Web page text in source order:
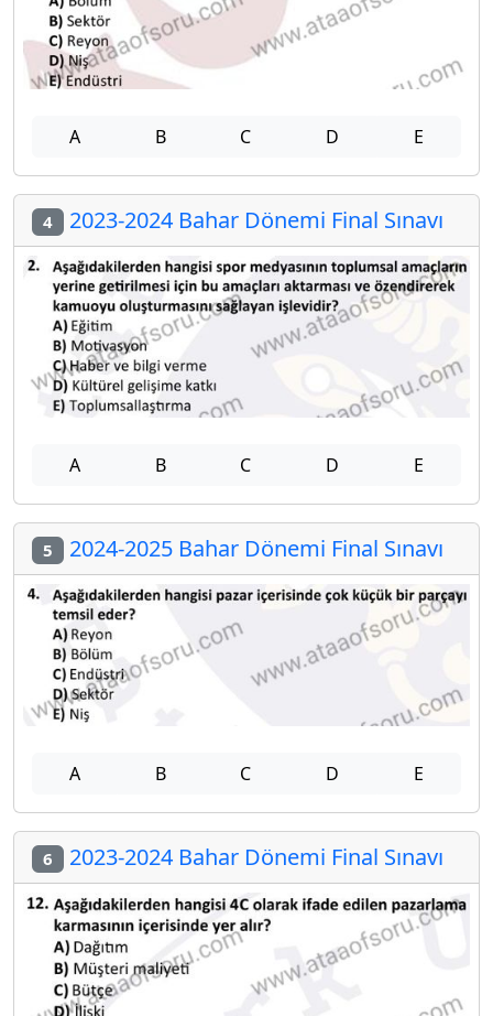
A B C D E
4 2023-2024 Bahar Dönemi Final Sınavı
A B C D E
5 2024-2025 Bahar Dönemi Final Sınavı
A B C D E
6 2023-2024 Bahar Dönemi Final Sınavı